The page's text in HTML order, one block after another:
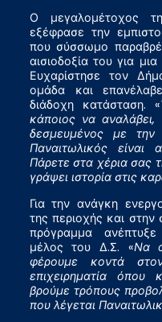
Ο μεγαλομέτοχος
εξέφρασε την
που σύσσωμο
αισιοδοξία του για
Ευχαρίστησε τον
ομάδα και
διάδοχη κατάσταση. «
κάποιος να
δεσμευμένος με
Παναιτωλικός είναι
Πάρετε στα χέρια σας
γράψει ιστορία στις
Για την ανάγκη
της περιοχής και
πρόγραμμα
μέλος του Δ.Σ. «Να
φέρουμε κοντά
επιχειρηματία όπου
βρούμε τρόπους
που λέγεται